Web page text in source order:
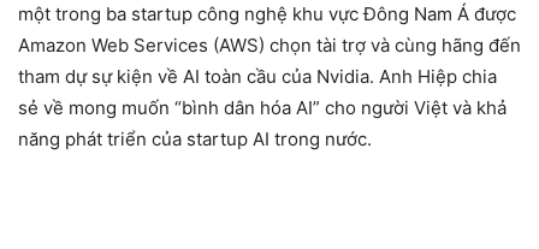
một trong ba startup công nghệ khu vực Đông Nam Á được
Amazon Web Services (AWS) chọn tài trợ và cùng hãng đến
tham dự sự kiện về AI toàn cầu của Nvidia. Anh Hiệp chia
sẻ về mong muốn “bình dân hóa AI” cho người Việt và khả
năng phát triển của startup AI trong nước.